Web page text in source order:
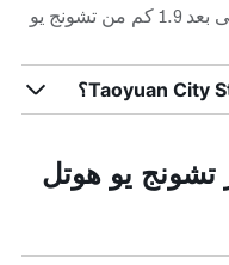
Taoyuan Arena في Taoyuan City على بعد 1.9 كم من تشونج يو
تشونج يو هوتل